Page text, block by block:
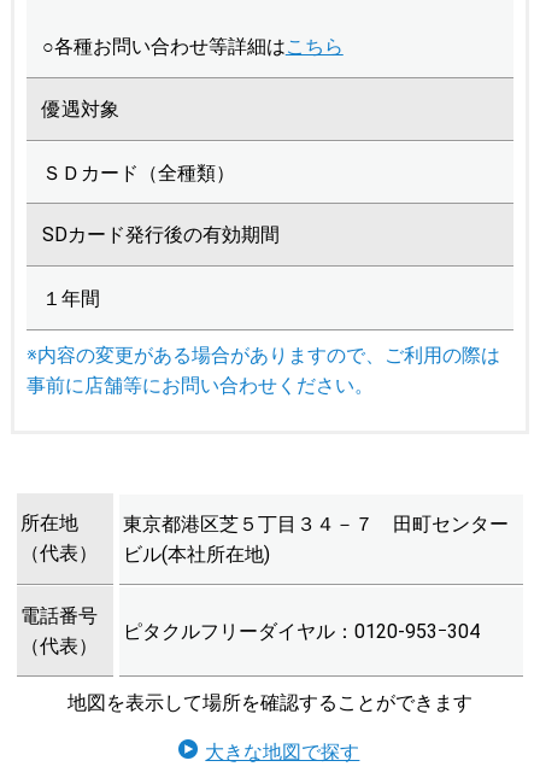
○各種お問い合わせ等詳細はこちら
優遇対象
ＳＤカード（全種類）
SDカード発行後の有効期間
１年間
※内容の変更がある場合がありますので、ご利用の際は
事前に店舗等にお問い合わせください。
所在地
（代表）
東京都港区芝５丁目３４－７ 田町センター
ビル(本社所在地)
電話番号
（代表）
ピタクルフリーダイヤル：0120-953ｰ304
地図を表示して場所を確認することができます
大きな地図で探す